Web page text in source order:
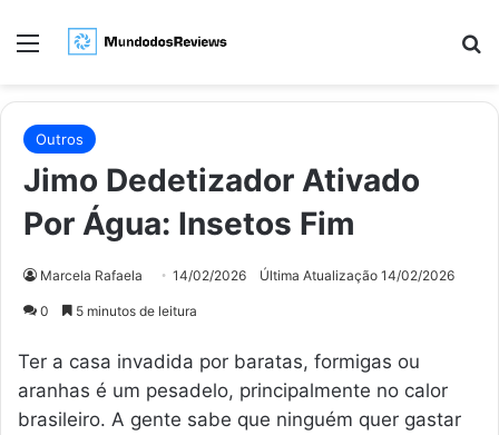
Menu
Outros
Jimo Dedetizador Ativado
Por Água: Insetos Fim
Marcela Rafaela 14/02/2026 Última Atualização 14/02/2026
0 5 minutos de leitura
Ter a casa invadida por baratas, formigas ou
aranhas é um pesadelo, principalmente no calor
brasileiro. A gente sabe que ninguém quer gastar